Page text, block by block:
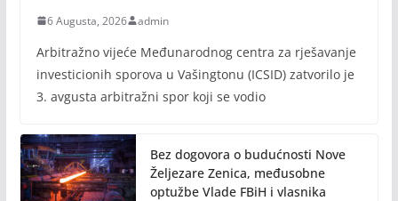
6 Augusta, 2026 admin
Arbitražno vijeće Međunarodnog centra za rješavanje
investicionih sporova u Vašingtonu (ICSID) zatvorilo je
3. avgusta arbitražni spor koji se vodio
Bez dogovora o budućnosti Nove
Željezare Zenica, međusobne
optužbe Vlade FBiH i vlasnika